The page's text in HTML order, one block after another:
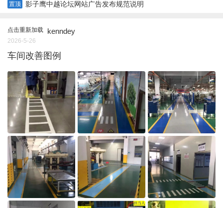
置顶 影子鹰中越论坛网站广告发布规范说明
点击重新加载 kenndey
2026-5-26
车间改善图例